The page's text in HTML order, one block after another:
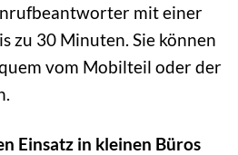
mit einer
zu 30 Minuten. Sie können
vom Mobilteil oder der
Einsatz in kleinen Büros